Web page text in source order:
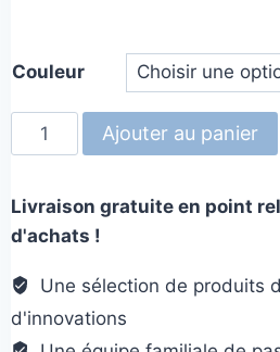
Couleur
quantité
de
Treat
Pouch
Ajouter au panier
Livraison gratuite en point
d'achats !
Une sélection de produits
d'innovations